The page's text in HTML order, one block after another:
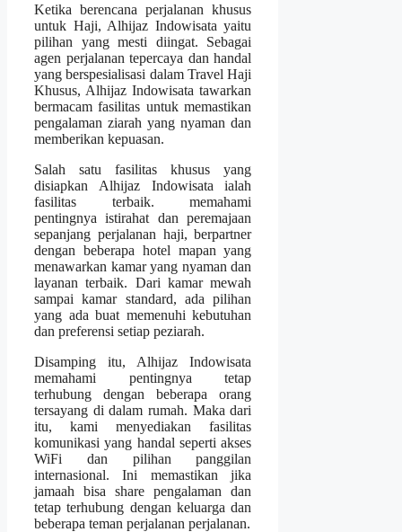
Ketika berencana perjalanan khusus
untuk Haji, Alhijaz Indowisata yaitu
pilihan yang mesti diingat. Sebagai
agen perjalanan tepercaya dan handal
yang berspesialisasi dalam Travel Haji
Khusus, Alhijaz Indowisata tawarkan
bermacam fasilitas untuk memastikan
pengalaman ziarah yang nyaman dan
memberikan kepuasan.
Salah satu fasilitas khusus yang
disiapkan Alhijaz Indowisata ialah
fasilitas terbaik. memahami
pentingnya istirahat dan peremajaan
sepanjang perjalanan haji, berpartner
dengan beberapa hotel mapan yang
menawarkan kamar yang nyaman dan
layanan terbaik. Dari kamar mewah
sampai kamar standard, ada pilihan
yang ada buat memenuhi kebutuhan
dan preferensi setiap peziarah.
Disamping itu, Alhijaz Indowisata
memahami pentingnya tetap
terhubung dengan beberapa orang
tersayang di dalam rumah. Maka dari
itu, kami menyediakan fasilitas
komunikasi yang handal seperti akses
WiFi dan pilihan panggilan
internasional. Ini memastikan jika
jamaah bisa share pengalaman dan
tetap terhubung dengan keluarga dan
beberapa teman perjalanan perjalanan.